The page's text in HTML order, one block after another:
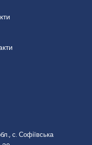
с. Софіївська